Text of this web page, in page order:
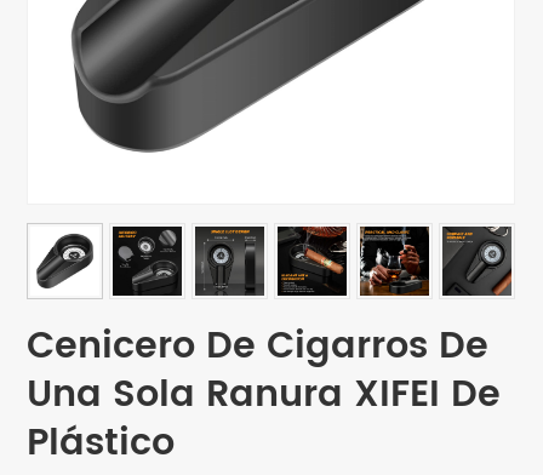
Cenicero De Cigarros De
Una Sola Ranura XIFEI De
Plástico